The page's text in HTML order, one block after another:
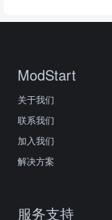
ModStart
关于我们
联系我们
加入我们
解决方案
服务支持